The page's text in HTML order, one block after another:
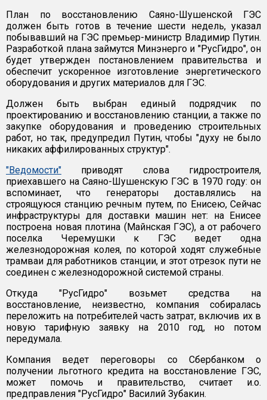
План по восстановлению Саяно-Шушенской ГЭС
должен быть готов в течение шести недель, указал
побывавший на ГЭС премьер-министр Владимир Путин.
Разработкой плана займутся Минэнерго и "РусГидро", он
будет утвержден постановлением правительства и
обеспечит ускоренное изготовление энергетического
оборудования и других материалов для ГЭС.
Должен быть выбран единый подрядчик по
проектированию и восстановлению станции, а также по
закупке оборудования и проведению строительных
работ, но так, предупредил Путин, чтобы "духу не было
никаких аффилированных структур".
"Ведомости" приводят слова гидростроителя,
приехавшего на Саяно-Шушенскую ГЭС в 1970 году: он
вспоминает, что генераторы доставлялись на
строящуюся станцию речным путем, по Енисею, Сейчас
инфраструктуры для доставки машин нет: на Енисее
построена новая плотина (Майнская ГЭС), а от рабочего
поселка Черемушки к ГЭС ведет одна
железнодорожная колея, по которой ходят служебные
трамваи для работников станции, и этот отрезок пути не
соединен с железнодорожной системой страны.
Откуда "РусГидро" возьмет средства на
восстановление, неизвестно, компания собиралась
переложить на потребителей часть затрат, включив их в
новую тарифную заявку на 2010 год, но потом
передумала.
Компания ведет переговоры со Сбербанком о
получении льготного кредита на восстановление ГЭС,
может помочь и правительство, считает и.о.
предправления "РусГидро" Василий Зубакин.